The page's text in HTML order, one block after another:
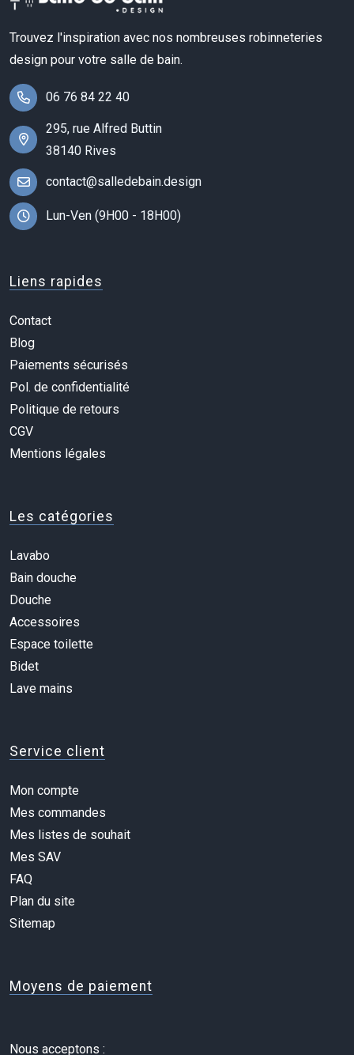
Trouvez l'inspiration avec nos nombreuses robinneteries
design pour votre salle de bain.
06 76 84 22 40
295, rue Alfred Buttin
38140 Rives
contact@salledebain.design
Lun-Ven (9H00 - 18H00)
Liens rapides
Contact
Blog
Paiements sécurisés
Pol. de confidentialité
Politique de retours
CGV
Mentions légales
Les catégories
Lavabo
Bain douche
Douche
Accessoires
Espace toilette
Bidet
Lave mains
Service client
Mon compte
Mes commandes
Mes listes de souhait
Mes SAV
FAQ
Plan du site
Sitemap
Moyens de paiement
Nous acceptons :